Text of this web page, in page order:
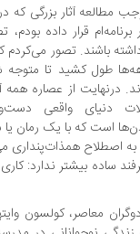
مطالعه‌ آثار بزرگی که
قرار داده‌
باشند. تصور می‌کردم
طول کشید تا
درنهایت از عصاره‌
دنیای واقعی
است که با یک رمان
اصطلاح همذات‌پنداری
ساده بیشتر ندارد:
معاصر، کولسون